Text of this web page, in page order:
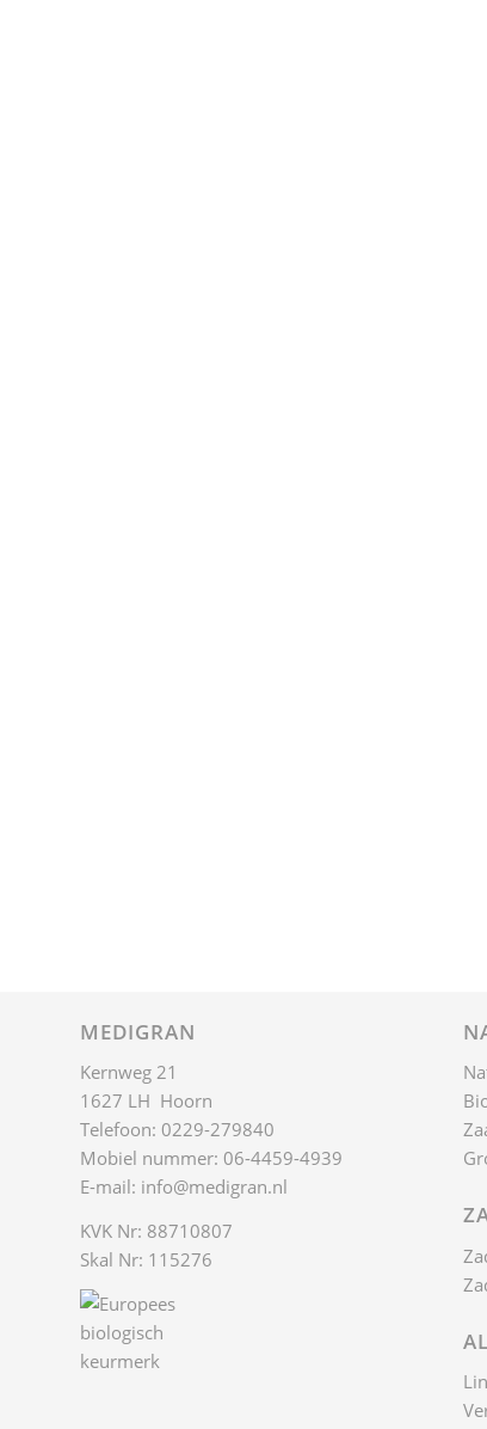
MEDIGRAN
Kernweg 21
1627 LH Hoorn
Telefoon: 0229-279840
Mobiel nummer: 06-4459-4939
E-mail: info@medigran.nl
KVK Nr: 88710807
Skal Nr: 115276